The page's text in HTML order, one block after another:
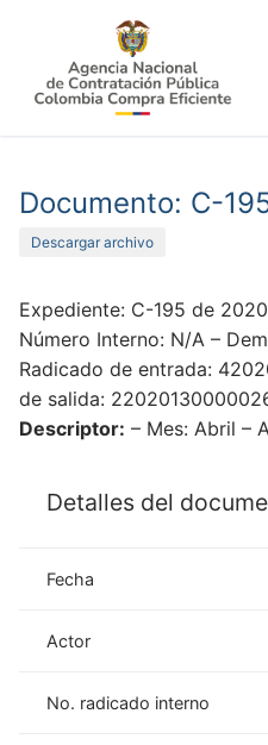
contenido
Documento: C-
Descargar archivo
Expediente: C-195 de
Número Interno: N/A –
Radicado de entrada:
de salida:
Descriptor: – Mes: Abril –
Detalles del
Fecha
Actor
No. radicado interno